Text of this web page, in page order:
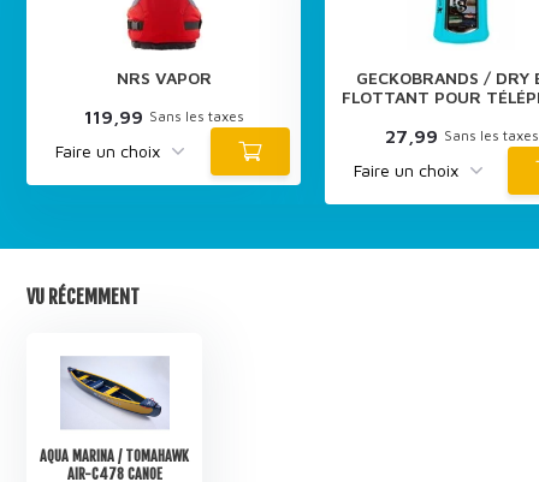
NRS VAPOR
119,99 Sans les taxes
GECKOBRANDS / DRY
FLOTTANT POUR
27,99 Sans les taxes
VU RÉCEMMENT
AQUA MARINA / TOMAHAWK
AIR-C478 CANOE